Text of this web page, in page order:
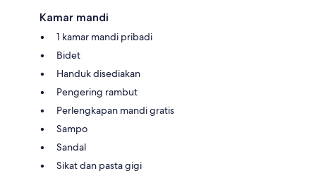
Kamar mandi
1 kamar mandi pribadi
Bidet
Handuk disediakan
Pengering rambut
Perlengkapan mandi gratis
Sampo
Sandal
Sikat dan pasta gigi